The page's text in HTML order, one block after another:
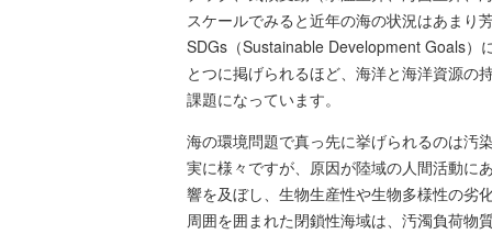
スケールでみると近年の海の状況はあまり
SDGs（Sustainable Development Goals）
とつに掲げられるほど、海洋と海洋資源の
課題になっています。
海の環境問題で真っ先に挙げられるのは汚
実に様々ですが、原因が陸域の人間活動に
響を及ぼし、生物生産性や生物多様性の劣
周囲を囲まれた閉鎖性海域は、汚濁負荷物